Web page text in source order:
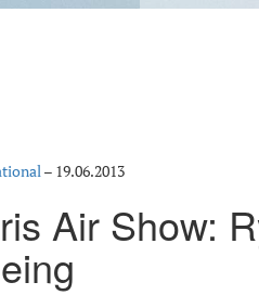
– 19.06.2013
Air Show: